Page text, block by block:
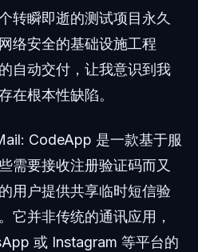
转瞬即逝的测试项目永久
络安全的基础设施工程
自动交付，让我意识到我
在根本性缺陷。
CodeApp 是一款基于服
需要接收注册验证码而又
用户提供共享临时短信验
它并非传统的通讯应用，
或 Instagram 等平台的